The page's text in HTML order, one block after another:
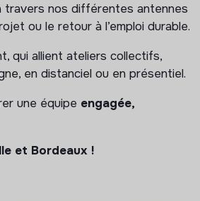
travers nos différentes antennes
ou le retour à l’emploi durable.
qui allient ateliers collectifs,
en distanciel ou en présentiel.
une équipe engagée,
et Bordeaux !